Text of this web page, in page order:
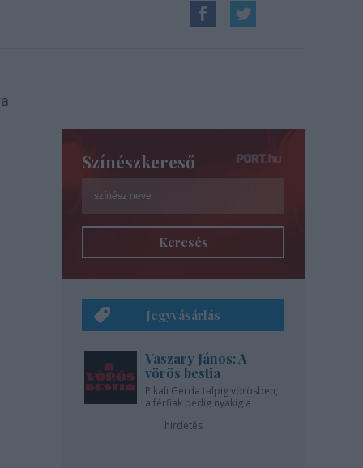
Színészkereső
Keresés
Jegyvásárlás
Vaszary János: A
vörös bestia
Pikali Gerda talpig vörösben,
a férfiak pedig nyakig a
hirdetés